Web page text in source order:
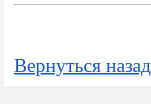
Вернуться назад